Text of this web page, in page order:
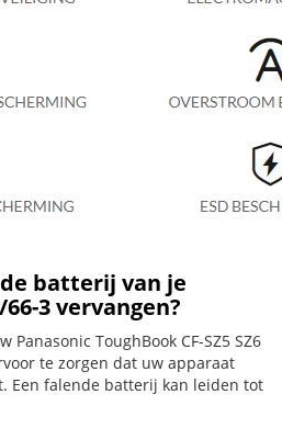
batterij van je
3 vervangen?
ToughBook CF-SZ5 SZ6
te zorgen dat uw apparaat
Een falende batterij kan leiden tot